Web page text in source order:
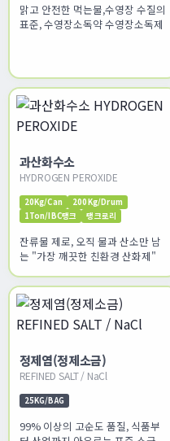
맑고 안전한 먹는물,수영장 수질의
표준, 수영장소독약 수영장소독제
과산화수소
HYDROGEN PEROXIDE
20Kg/Can
200Kg/Drum
1Ton/IBC탱크
탱크로리
잔류물 제로, 오직 물과 산소만 남
는 "가장 깨끗한 친환경 산화제"
정제염(정제소금)
REFINED SALT / NaCl
25KG/BAG
99% 이상의 고순도 품질, 식품부